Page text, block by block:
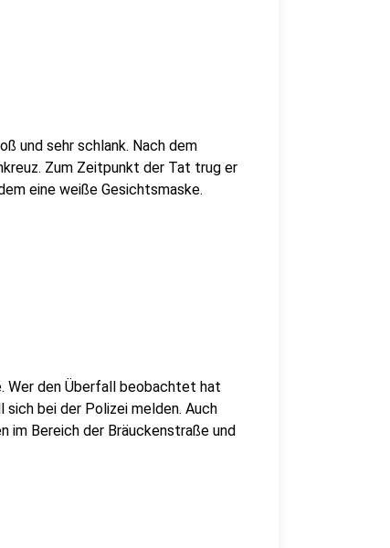
und sehr schlank. Nach dem
Zum Zeitpunkt der Tat trug er
eine weiße Gesichtsmaske.
Wer den Überfall beobachtet hat
bei der Polizei melden. Auch
im Bereich der Bräuckenstraße und